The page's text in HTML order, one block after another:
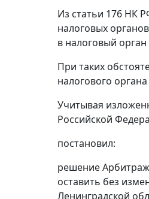
Из статьи 176 НК
налоговых
в налоговый
При таких
налогового
Учитывая
Российской
постановил:
решение
оставить без
Ленинградской